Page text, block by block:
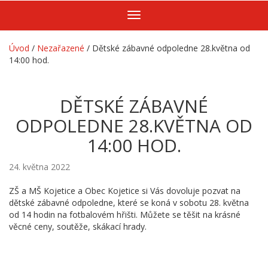
Zobrazit/skrýt
navigaci
Úvod / Nezařazené / Dětské zábavné odpoledne 28.května od
14:00 hod.
DĚTSKÉ ZÁBAVNÉ
ODPOLEDNE 28.KVĚTNA OD
14:00 HOD.
24. května 2022
ZŠ a MŠ Kojetice a Obec Kojetice si Vás dovoluje pozvat na
dětské zábavné odpoledne, které se koná v sobotu 28. května
od 14 hodin na fotbalovém hřišti. Můžete se těšit na krásné
věcné ceny, soutěže, skákací hrady.